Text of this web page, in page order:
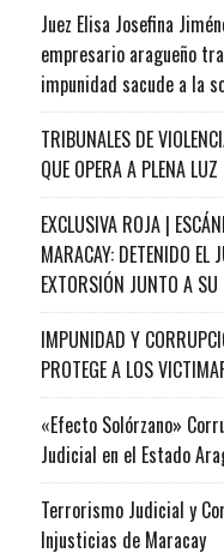
Juez Elisa Josefina
empresario aragueño
impunidad sacude a la
TRIBUNALES DE
QUE OPERA A PLENA
EXCLUSIVA ROJA |
MARACAY: DETENIDO EL
EXTORSIÓN JUNTO A
IMPUNIDAD Y
PROTEGE A LOS
«Efecto Solórzano»
Judicial en el Estado
Terrorismo Judicial y
Injusticias de Maracay